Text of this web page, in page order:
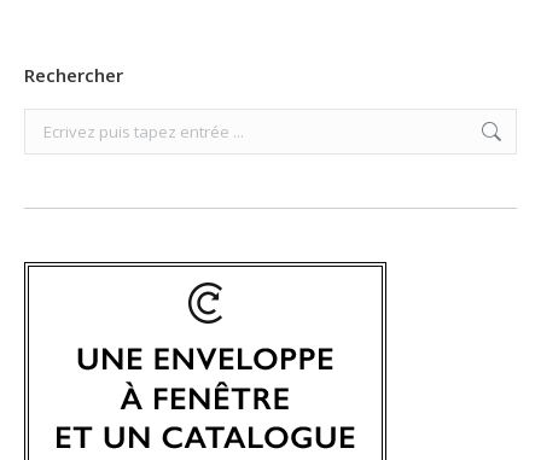
Rechercher
Search: